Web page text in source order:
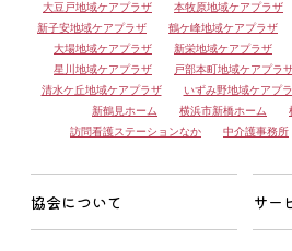
大豆戸地域ケアプラザ
本牧原地域ケアプラザ
新子安地域ケアプラザ
鶴ケ峰地域ケアプラザ
大場地域ケアプラザ
新栄地域ケアプラザ
星川地域ケアプラザ
戸部本町地域ケアプラ
清水ケ丘地域ケアプラザ
いずみ野地域ケアプ
新鶴見ホーム
横浜市新橋ホーム
訪問看護ステーションなか
中介護事務所
協会について サー